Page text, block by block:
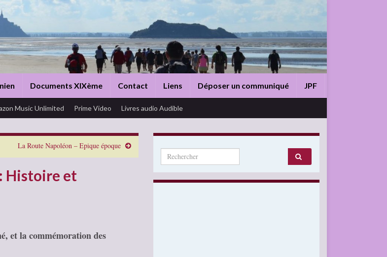
Documents XIXème Contact Liens Déposer un communiqué JPF
Music Unlimited Prime Video Livres audio Audible
La Route Napoléon – Epique époque
Histoire et
et la commémoration des
Search for: